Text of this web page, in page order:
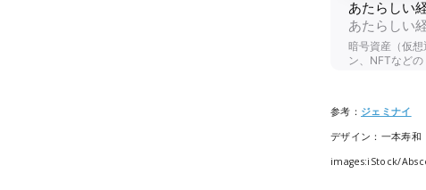
参考： ジェミナイ
デザイン：一本寿和
images:iStock/